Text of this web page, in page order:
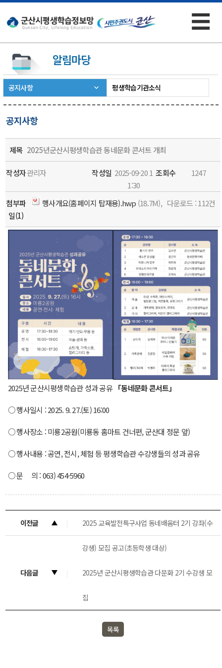
×
☰
알림마당
공지사항 평생학습기관소식
공지사항
제목 2025년군산시평생학습관 동네문화 콘서트 개최
작성자관리자 작성일 2025-09-20 1
1:30
조회수 1247
첨부파
일(1)
행사개요(홈페이지 탑재용).hwp (18.7M), 다운로드 : 112건
2025년 군산시평생학습관 성과 공유 「동네문화 콘서트」
○ 행사일시 : 2025. 9. 27.(토) 16:00
○ 행사장소 : 미룡2공원(미룡동 홈마트 건너편, 군산대 정문 앞)
○ 행사내용 : 공연, 전시, 체험 등 평생학습관 수강생들의 성과 공유
○ 문 의 : 063) 454-5960
이전글 2025 교육발전특구사업 동네배움터 2기 강좌(수
강생) 모집 공고(초등학생 대상)
다음글 2025년 군산시평생학습관 다문화 2기 수강생 모
집
목록